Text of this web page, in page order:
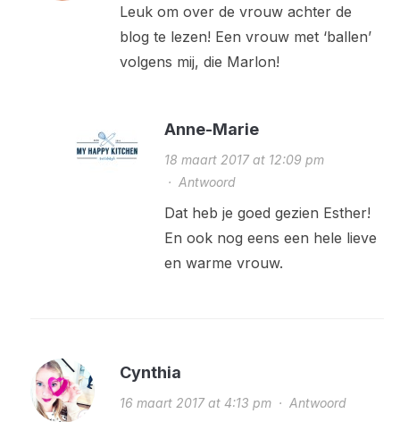
Leuk om over de vrouw achter de
blog te lezen! Een vrouw met ‘ballen’
volgens mij, die Marlon!
Anne-Marie
18 maart 2017 at 12:09 pm
· Antwoord
Dat heb je goed gezien Esther!
En ook nog eens een hele lieve
en warme vrouw.
Cynthia
16 maart 2017 at 4:13 pm· Antwoord